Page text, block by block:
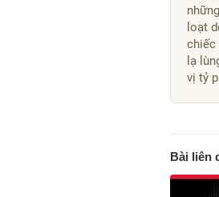
loạt
chiếc
lạ
vị tỷ
Bài liên